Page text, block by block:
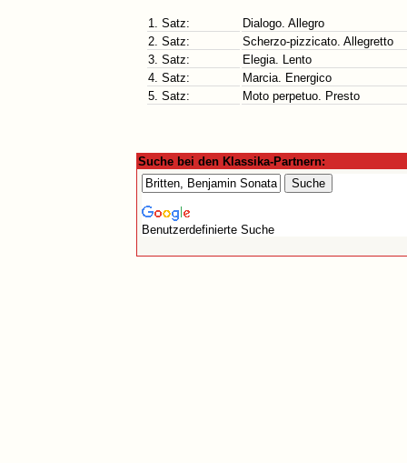
1. Satz:
Dialogo. Allegro
2. Satz:
Scherzo-pizzicato. Allegretto
3. Satz:
Elegia. Lento
4. Satz:
Marcia. Energico
5. Satz:
Moto perpetuo. Presto
Suche bei den Klassika-Partnern:
Benutzerdefinierte Suche